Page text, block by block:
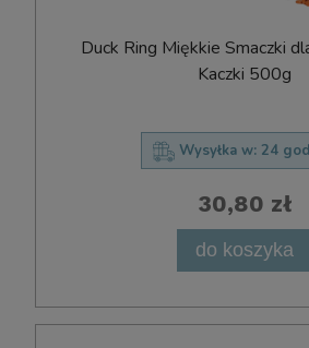
Duck Ring Miękkie Smaczki
Kaczki 500g
Wysyłka w: 24
30,80 zł
do koszyka